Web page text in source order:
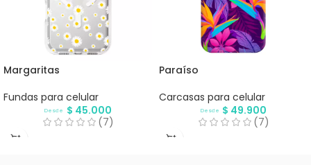
Margaritas
Fundas para celular
Desde $ 45.000
(7)
Paraíso
Carcasas para celular
Desde $ 49.900
(7)